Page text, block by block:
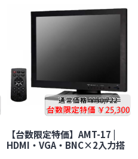
【台数限定特価】AMT-17 |
HDMI・VGA・BNC×2入力搭